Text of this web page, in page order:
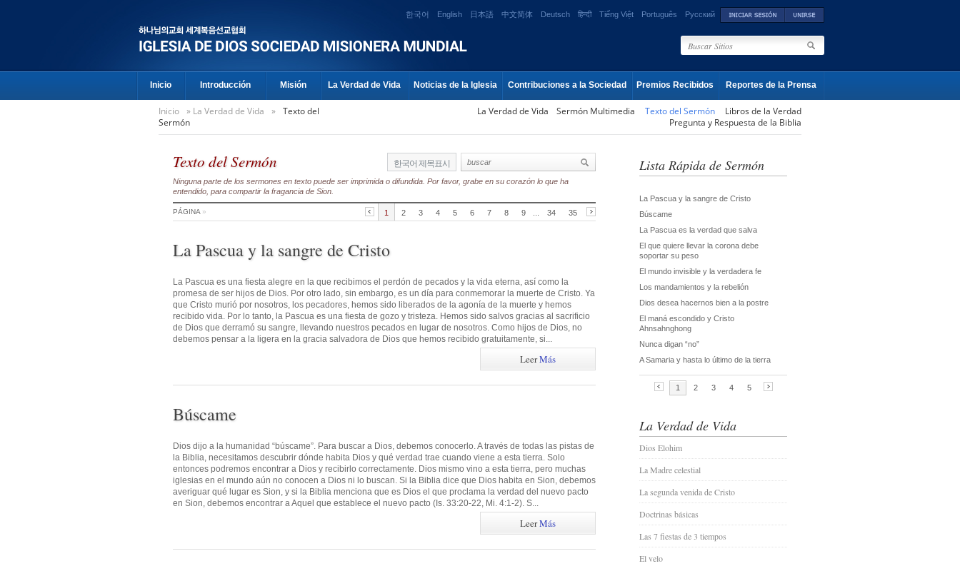
한국어 English 日本語 中文简体 Deutsch हिन्दी Tiếng Việt Português Русский
Inicio Introducción Misión La Verdad de Vida Noticias de la Iglesia Contribuciones a la Sociedad Premios Recibidos Reportes de la Prensa
Inicio » La Verdad de Vida » Texto del
Sermón
La Verdad de Vida Sermón Multimedia Texto del Sermón
Libros de la Verdad
Pregunta y Respuesta de la Biblia
Texto del Sermón 한국어 제목표시
Ninguna parte de los sermones en texto puede ser imprimida o difundida. Por favor, grabe en su corazón lo que ha
entendido, para compartir la fragancia de Sion.
PÁGINA » 1 2 3 4 5 6 7 8 9 34 35
La Pascua y la sangre de Cristo
La Pascua es una fiesta alegre en la que recibimos el perdón de pecados y la vida eterna, así como la
promesa de ser hijos de Dios. Por otro lado, sin embargo, es un día para conmemorar la muerte de Cristo. Ya
que Cristo murió por nosotros, los pecadores, hemos sido liberados de la agonía de la muerte y hemos
recibido vida. Por lo tanto, la Pascua es una fiesta de gozo y tristeza. Hemos sido salvos gracias al sacrificio
de Dios que derramó su sangre, llevando nuestros pecados en lugar de nosotros. Como hijos de Dios, no
debemos pensar a la ligera en la gracia salvadora de Dios que hemos recibido gratuitamente, si...
LeerMás
Búscame
Dios dijo a la humanidad “búscame”. Para buscar a Dios, debemos conocerlo. A través de todas las pistas de
la Biblia, necesitamos descubrir dónde habita Dios y qué verdad trae cuando viene a esta tierra. Solo
entonces podremos encontrar a Dios y recibirlo correctamente. Dios mismo vino a esta tierra, pero muchas
iglesias en el mundo aún no conocen a Dios ni lo buscan. Si la Biblia dice que Dios habita en Sion, debemos
averiguar qué lugar es Sion, y si la Biblia menciona que es Dios el que proclama la verdad del nuevo pacto
en Sion, debemos encontrar a Aquel que establece el nuevo pacto (Is. 33:20-22, Mi. 4:1-2). S...
LeerMás
La Verdad de Vida
Dios Elohim
La Madre celestial
La segunda venida de Cristo
Doctrinas básicas
Las 7 fiestas de 3 tiempos
El velo